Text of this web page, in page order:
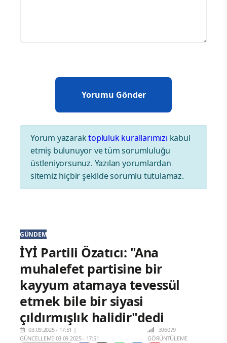
Yorum yazaraktopluluk kurallarımızı kabul
etmiş bulunuyor ve tüm sorumluluğu
üstleniyorsunuz. Yazılan yorumlardan
sitemiz hiçbir şekilde sorumlu tutulamaz.
GÜNDEM
İYİ Partili Özatıcı: "Ana
muhalefet partisine bir
kayyum atamaya tevessül
etmek bile bir siyasi
çıldırmışlık halidir"dedi
03.09.2025 - 17:51 |
GÜNCELLEME:03.09.2025 - 17:51
396079
GÖRÜNTÜLEME